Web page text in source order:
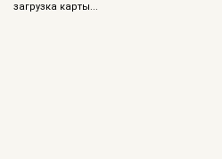
загрузка карты...